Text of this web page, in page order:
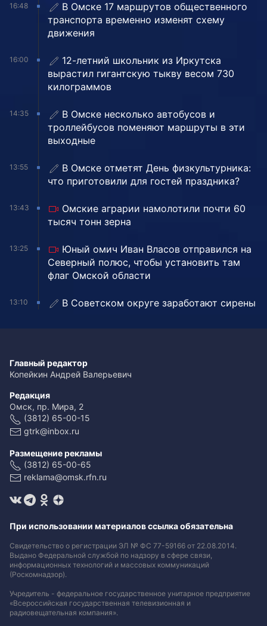
16:48
В Омске 17 маршрутов общественного
транспорта временно изменят схему
движения
16:00
12-летний школьник из Иркутска
вырастил гигантскую тыкву весом 730
килограммов
14:35
В Омске несколько автобусов и
троллейбусов поменяют маршруты в эти
выходные
13:55
В Омске отметят День физкультурника:
что приготовили для гостей праздника?
13:43
Омские аграрии намолотили почти 60
тысяч тонн зерна
13:25
Юный омич Иван Власов отправился на
Северный полюс, чтобы установить там
флаг Омской области
13:10 В Советском округе заработают сирены
Главный редактор
Копейкин Андрей Валерьевич
Редакция
Омск, пр. Мира, 2
(3812) 65-00-15
gtrk@inbox.ru
Размещение рекламы
(3812) 65-00-65
reklama@omsk.rfn.ru
При использовании материалов ссылка обязательна
Свидетельство о регистрации ЭЛ № ФС 77-59166 от 22.08.2014.
Выдано Федеральной службой по надзору в сфере связи,
информационных технологий и массовых коммуникаций
(Роскомнадзор).
Учредитель - федеральное государственное унитарное предприятие
«Всероссийская государственная телевизионная и
радиовещательная компания».